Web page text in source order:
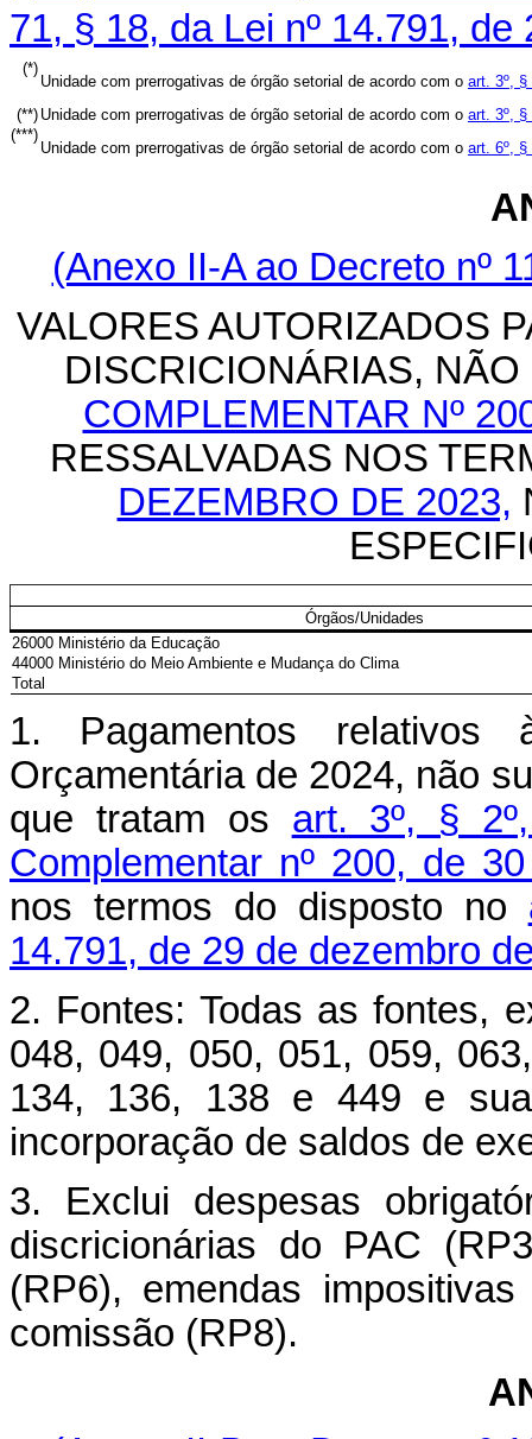
71, § 18, da Lei nº 14.791,
(*)
Unidade com prerrogativas de órgão setorial de acordo com o art. 3º, §
(**) Unidade com prerrogativas de órgão setorial de acordo com o art. 3º, §
(***)
Unidade com prerrogativas de órgão setorial de acordo com o art. 6º, §
(Anexo II-A ao Decreto nº
VALORES AUTORIZADOS
DISCRICIONÁRIAS,
COMPLEMENTAR Nº
RESSALVADAS NOS
DEZEMBRO DE 2023,
Órgãos/Unidades
26000 Ministério da Educação
44000 Ministério do Meio Ambiente e Mudança do Clima
Total
1. Pagamentos relativos
Orçamentária de 2024, não
que tratam os art. 3º, §
Complementar nº 200, de
nos termos do disposto no
14.791, de 29 de dezembro
2. Fontes: Todas as fontes,
048, 049, 050, 051, 059,
134, 136, 138 e 449 e
incorporação de saldos de
3. Exclui despesas
discricionárias do PAC
(RP6), emendas
comissão (RP8).